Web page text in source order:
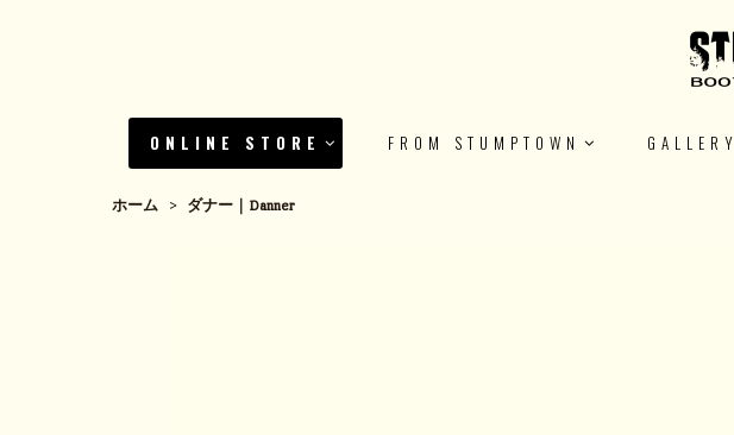
ONLINE STORE FROM STUMPTOWN GALLERY
ホーム > ダナー｜Danner